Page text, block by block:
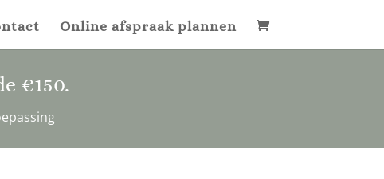
Online afspraak plannen
€150.